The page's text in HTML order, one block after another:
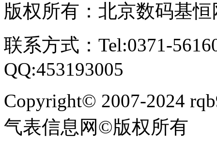
版权所有：北京数码基
联系方式：Tel:0371-
QQ:453193005
Copyright© 2007-2024
气表信息网©版权所有